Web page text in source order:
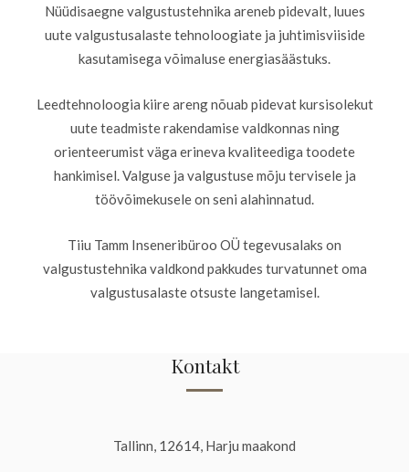
Nüüdisaegne valgustustehnika areneb pidevalt, luues
uute valgustusalaste tehnoloogiate ja juhtimisviiside
kasutamisega võimaluse energiasäästuks.
Leedtehnoloogia kiire areng nõuab pidevat kursisolekut
uute teadmiste rakendamise valdkonnas ning
orienteerumist väga erineva kvaliteediga toodete
hankimisel. Valguse ja valgustuse mõju tervisele ja
töövõimekusele on seni alahinnatud.
Tiiu Tamm Inseneribüroo OÜ tegevusalaks on
valgustustehnika valdkond pakkudes turvatunnet oma
valgustusalaste otsuste langetamisel.
Kontakt
Tallinn, 12614, Harju maakond